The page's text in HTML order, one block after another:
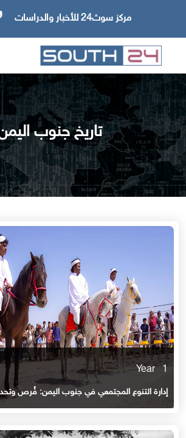
مركز سوث24 للأخبار والدراسات
تاريخ جنوب
1 Year
إدارة التنوع المجتمعي في جنوب اليمن: فُرص